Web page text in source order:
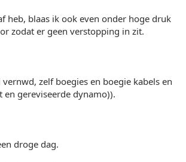
heb, blaas ik ook even onder hoge druk
zodat er geen verstopping in zit.
zelf boegies en boegie kabels en
en gereviseerde dynamo)).
droge dag.